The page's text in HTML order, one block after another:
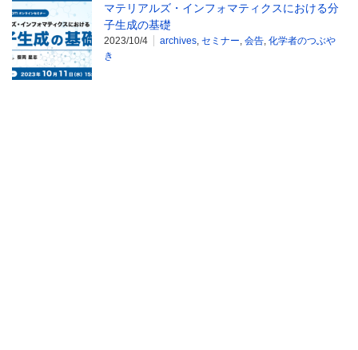
マテリアルズ・インフォマティクスにおける分
子生成の基礎
2023/10/4 archives, セミナー, 会告, 化学者のつぶや
き